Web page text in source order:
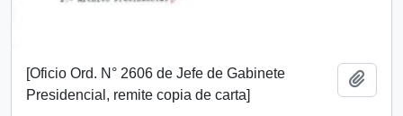
[Oficio Ord. N° 2606 de Jefe de Gabinete
Presidencial, remite copia de carta]